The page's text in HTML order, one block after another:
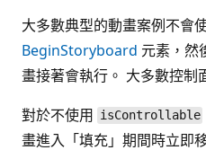
大多數典型的動畫案例不會
BeginStoryboard 元素，然
畫接著會執行。 大多數控制
對於不使用 isControllable
畫進入「填充」期間時立即